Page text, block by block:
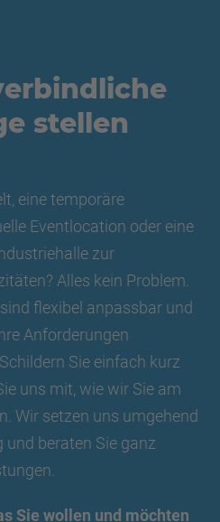
stellen
eine temporäre
Eventlocation oder eine
zur
Alles kein Problem.
flexibel anpassbar und
Anforderungen
Sie einfach kurz
uns mit, wie wir Sie am
Wir setzen uns umgehend
beraten Sie ganz
Sie wollen und möchten